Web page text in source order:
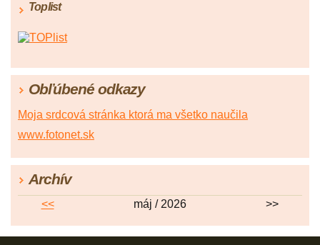
Toplist
Obľúbené odkazy
Moja srdcová stránka ktorá ma všetko naučila
www.fotonet.sk
Archív
<< máj / 2026 >>